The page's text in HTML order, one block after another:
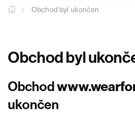
Obchod byl ukončen
Obchod byl
Obchod
ukončen